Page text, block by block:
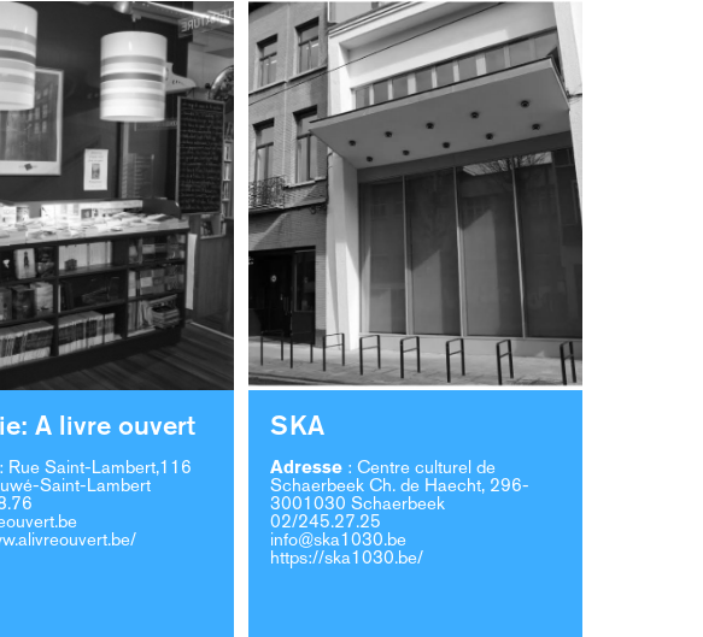
A livre ouvert
Rue Saint-Lambert,116
Saint-Lambert
SKA
Adresse: Centre culturel de
Schaerbeek Ch. de Haecht, 296-
3001030 Schaerbeek
02/245.27.25
info@ska1030.be
https://ska1030.be/